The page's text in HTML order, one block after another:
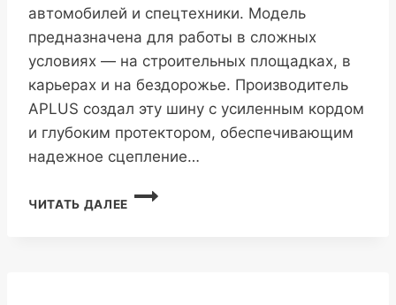
автомобилей и спецтехники. Модель
предназначена для работы в сложных
условиях — на строительных площадках, в
карьерах и на бездорожье. Производитель
APLUS создал эту шину с усиленным кордом
и глубоким протектором, обеспечивающим
надежное сцепление…
ЧИТАТЬ ДАЛЕЕ
APLUS